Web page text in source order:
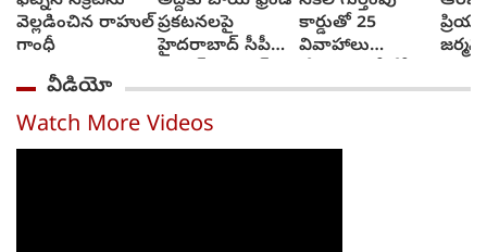
వెల్లడించిన రాహుల్
గాంధీ
ప్రకటనలపై
హైదరాబాద్ సీపీ
కార్డుతో 25
వివాహాలు
ఎమ్మెల్యే అల్లుడు
వీడియో
Watch More Videos